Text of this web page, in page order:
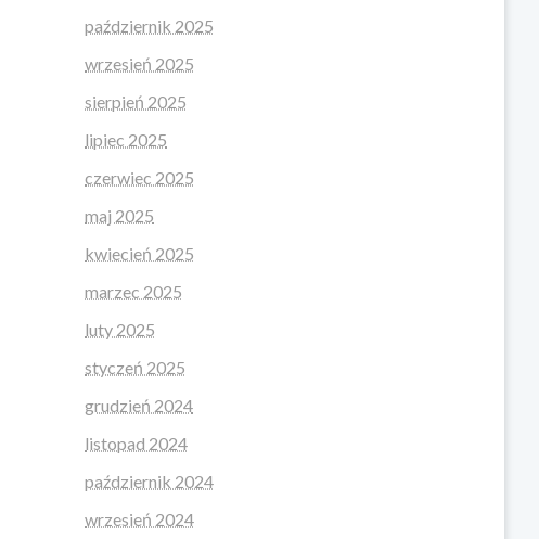
październik 2025
wrzesień 2025
sierpień 2025
lipiec 2025
czerwiec 2025
maj 2025
kwiecień 2025
marzec 2025
luty 2025
styczeń 2025
grudzień 2024
listopad 2024
październik 2024
wrzesień 2024